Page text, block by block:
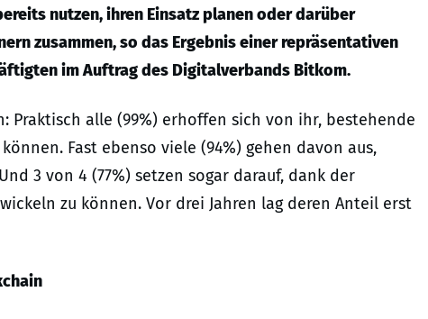
nutzen, ihren Einsatz planen oder darüber
zusammen, so das Ergebnis einer repräsentativen
im Auftrag des Digitalverbands Bitkom.
Praktisch alle (99%) erhoffen sich von ihr, bestehende
Fast ebenso viele (94%) gehen davon aus,
3 von 4 (77%) setzen sogar darauf, dank der
zu können. Vor drei Jahren lag deren Anteil erst